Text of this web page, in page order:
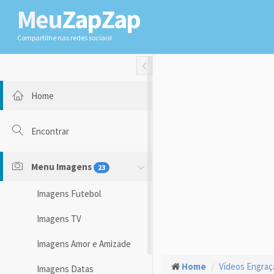
MeuZapZap
Compartilhe nas redes sociais!
Toggle Fullwidth
Home
Encontrar
Menu Imagens 23
Imagens Futebol
Imagens TV
Imagens Amor e Amizade
Imagens Datas Home Vídeos